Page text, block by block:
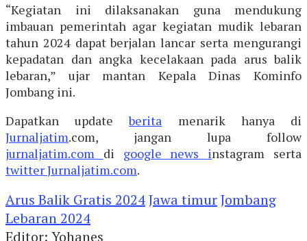
“Kegiatan ini dilaksanakan guna mendukung
imbauan pemerintah agar kegiatan mudik lebaran
tahun 2024 dapat berjalan lancar serta mengurangi
kepadatan dan angka kecelakaan pada arus balik
lebaran,” ujar mantan Kepala Dinas Kominfo
Jombang ini.
Dapatkan updateberita menarik hanya di
Jurnaljatim.com, jangan lupa follow
jurnaljatim.com di google news instagram serta
twitterJurnaljatim.com.
Arus Balik Gratis 2024Jawa timurJombang
Lebaran 2024
Editor: Yohanes